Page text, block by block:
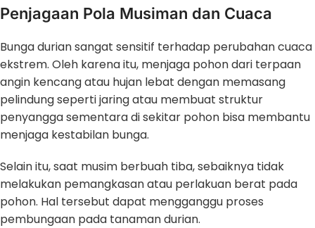
Penjagaan Pola Musiman dan Cuaca
Bunga durian sangat sensitif terhadap perubahan cuaca
ekstrem. Oleh karena itu, menjaga pohon dari terpaan
angin kencang atau hujan lebat dengan memasang
pelindung seperti jaring atau membuat struktur
penyangga sementara di sekitar pohon bisa membantu
menjaga kestabilan bunga.
Selain itu, saat musim berbuah tiba, sebaiknya tidak
melakukan pemangkasan atau perlakuan berat pada
pohon. Hal tersebut dapat mengganggu proses
pembungaan pada tanaman durian.